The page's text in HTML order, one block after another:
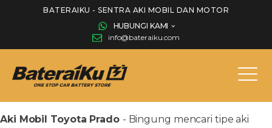
BATERAIKU - SENTRA AKI MOBIL DAN MOTOR
HUBUNGI KAMI
info@bateraiku.com
Aki Mobil Toyota Prado - Bingung mencari tipe aki